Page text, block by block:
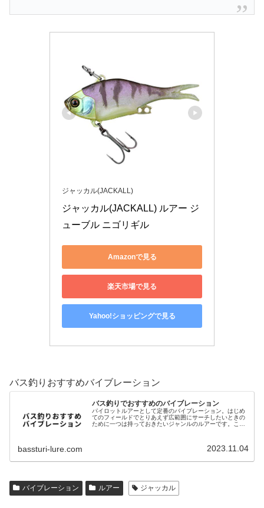
ジャッカル(JACKALL)
ジャッカル(JACKALL) ルアー ジ
ューブル ニゴリギル
Amazonで見る
楽天市場で見る
Yahoo!ショッピングで見る
バス釣りおすすめバイブレーション
バス釣りでおすすめのバイブレーション
パイロットルアーとして定番のバイブレーション。はじめ
てのフィールドでとりあえず広範囲にサーチしたいときの
ために一つは持っておきたいジャンルのルアーです。この
bassturi-lure.com 2023.11.04
バイブレーション ルアー ジャッカル